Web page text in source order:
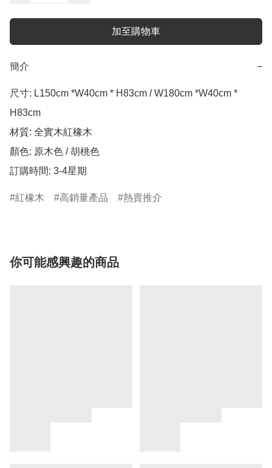
加至購物車
簡介 −
尺寸: L150cm *W40cm * H83cm / W180cm *W40cm *
H83cm
材質: 全實木紅橡木
顏色: 原木色 / 胡桃色
訂購時間: 3-4星期
紅橡木 高銷量產品 熱賣推介
你可能感興趣的商品